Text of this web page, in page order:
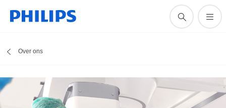
Over ons